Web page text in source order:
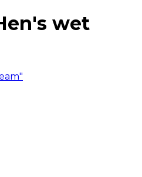
wet